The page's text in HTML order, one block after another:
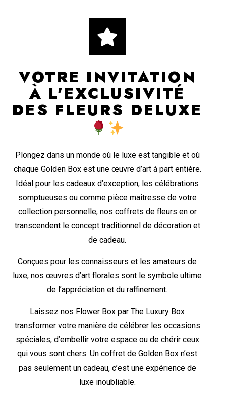
VOTRE INVITATION
À L'EXCLUSIVITÉ
DES FLEURS DELUXE
Plongez dans un monde où le luxe est tangible et où
chaque Golden Box est une œuvre d’art à part entière.
Idéal pour les cadeaux d’exception, les célébrations
somptueuses ou comme pièce maîtresse de votre
collection personnelle, nos coffrets de fleurs en or
transcendent le concept traditionnel de décoration et
de cadeau.
Conçues pour les connaisseurs et les amateurs de
luxe, nos œuvres d’art florales sont le symbole ultime
de l’appréciation et du raffinement.
Laissez nos Flower Box par The Luxury Box
transformer votre manière de célébrer les occasions
spéciales, d’embellir votre espace ou de chérir ceux
qui vous sont chers. Un coffret de Golden Box n’est
pas seulement un cadeau, c’est une expérience de
luxe inoubliable.